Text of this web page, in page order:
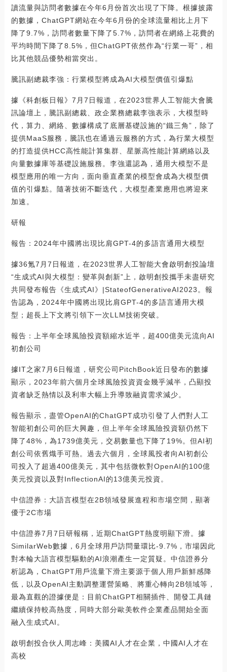
讀流量與訪問者數據在今年6月份首次出現了下降。根據披露
的數據，ChatGPT網站在今年6月份的全球流量相比上月下
降了9.7%，訪問者數量下降了5.7%，訪問者在網絡上花費的
平均時間下降了8.5%，但ChatGPT依然作為“行業一哥”，相
比其他競品優勢相當突出。
騰訊副總裁李強：行業模型將成為AI大模型價值引爆點
據《科創板日報》7月7日報道，在2023世界人工智能大會騰
訊論壇上，騰訊副總裁、政企業務總裁李強表示，大模型時
代，算力、網絡、數據構成了底層基礎設施的“鐵三角”，除了
提供MaaS服務，騰訊也在通過云服務的方式，為行業大模型
的打造提供HCC高性能計算集群、星脈高性能計算網絡以及
向量數據庫等基礎設施服務。李強還認為，通用大模型不是
模型應用的唯一方向，面向垂直產業的模型會成為大模型價
值的引爆點。隨著技術不斷迭代，大模型產業應用也將迎來
加速。
研報
報告：2024年中國將出現比肩GPT-4的多語言通用大模型
據36氪7月7日報道，在2023世界人工智能大會啟明創投論壇
“生成式AI與大模型：變革與創新”上，啟明創投攜手未盡研究
共同發布報告《生成式AI》|StateofGenerativeAI2023。報
告認為，2024年中國將出現比肩GPT-4的多語言通用大模
型；超長上下文將引領下一次LLM技術突破。
報告：上半年全球風險投資額縮水近半，超400億美元流向AI
初創公司
據IT之家7月6日報道，研究公司PitchBook近日發布的數據
顯示，2023年前六個月全球風險投資資金幾乎減半，凸顯投
資者缺乏熱情以及利率大幅上升導致融資需求減少。
報告顯示，盡管OpenAI的ChatGPT成功引發了人們對人工
智能初創公司的巨大興趣，但上半年全球風險投資額仍然下
降了48%，為1739億美元，交易數量也下降了19%。但AI初
創公司依舊熾手可熱。過去六個月，全球風投者向AI初創公
司投入了超過400億美元，其中包括微軟對OpenAI的100億
美元投資以及對InflectionAI的13億美元投資。
中信證券：大語言模型在2B領域發展進程和市場空間，顯著
優于2C市場
中信證券7月7日研報稱，近期ChatGPT熱度明顯下滑。據
SimilarWeb數據，6月全球用戶訪問量環比-9.7%，市場因此
對本輪大語言模型驅動的AI浪潮產生一定質疑。中信證券分
析認為，ChatGPT用戶流量下滑主要源于個人用戶新鮮感降
低，以及OpenAI主動調整運營策略、將重心轉向2B領域等，
最為直觀的證據便是：目前ChatGPT相關插件、開發工具鏈
繼續保持較高熱度，同時大部分歐美軟件企業產品開始全面
融入生成式AI。
啟明創投合伙人周志峰：美國AI人才在企業，中國AI人才在
高校